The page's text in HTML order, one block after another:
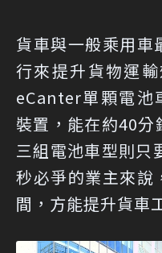
貨車與一般乘用車
行來提升貨物運
eCanter單顆電池
裝置，能在約40分
三組電池車型則只
秒必爭的業主來說
間，方能提升貨車